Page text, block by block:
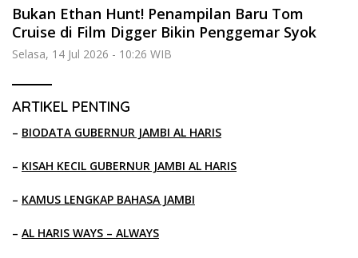
Bukan Ethan Hunt! Penampilan Baru Tom
Cruise di Film Digger Bikin Penggemar Syok
Selasa, 14 Jul 2026 - 10:26 WIB
ARTIKEL PENTING
– BIODATA GUBERNUR JAMBI AL HARIS
– KISAH KECIL GUBERNUR JAMBI AL HARIS
– KAMUS LENGKAP BAHASA JAMBI
– AL HARIS WAYS – ALWAYS